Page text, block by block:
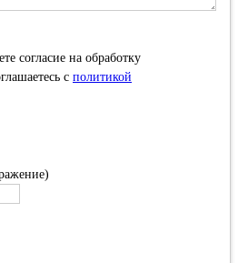
согласие на обработку
с политикой